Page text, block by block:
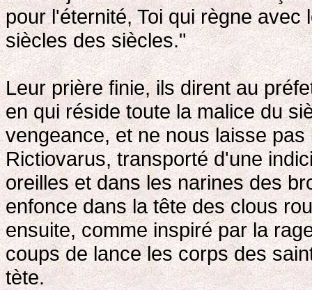
pour l'éternité, Toi qui règne
siècles des siècles."
Leur prière finie, ils dirent au
en qui réside toute la malice du
vengeance, et ne nous laisse
Rictiovarus, transporté d'une
oreilles et dans les narines des
enfonce dans la tête des clous
ensuite, comme inspiré par la
coups de lance les corps des
tète.